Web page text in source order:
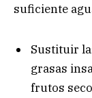
suficiente
Sustituir
grasas
frutos